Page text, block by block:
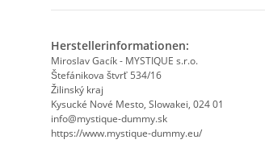
Herstellerinformationen:
Miroslav Gacík - MYSTIQUE s.r.o.
Štefánikova štvrť 534/16
Žilinský kraj
Kysucké Nové Mesto, Slowakei, 024 01
info@mystique-dummy.sk
https://www.mystique-dummy.eu/